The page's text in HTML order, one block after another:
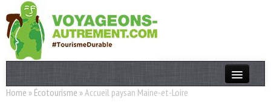
Actualités
Home » Écotourisme »Accueil paysan Maine-et-Loire